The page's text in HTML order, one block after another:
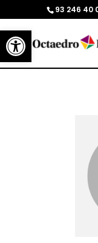
Abrir barra de
93 246 40